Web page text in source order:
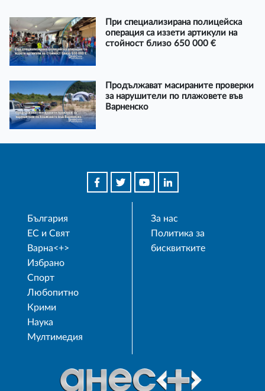
При специализирана полицейска
операция са иззети артикули на
стойност близо 650 000 €
Продължават масираните проверки
за нарушители по плажовете във
Варненско
България
ЕС и Свят
Варна<+>
Избрано
Спорт
Любопитно
Крими
Наука
Мултимедия
За нас
Политика за
бисквитките